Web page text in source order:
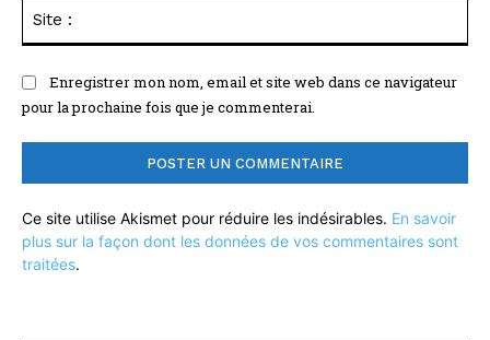
Enregistrer mon nom, email et site web dans ce navigateur
pour la prochaine fois que je commenterai.
Ce site utilise Akismet pour réduire les indésirables. En savoir
plus sur la façon dont les données de vos commentaires sont
traitées.